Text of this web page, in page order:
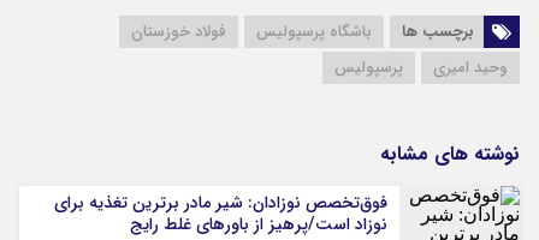
برچسب ها باشگاه پرسپولیس
فولاد خوزستان
وحید امیری
پرسپولیس
نوشته های مشابه
فوق‌تخصص نوزادان: شیر مادر برترین تغذیه برای
نوزاد است/پرهیز از باورهای غلط رایج